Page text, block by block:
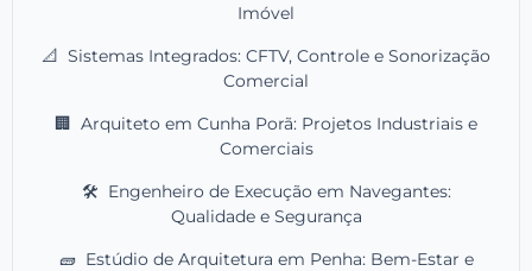
Imóvel
📐 Sistemas Integrados: CFTV, Controle e Sonorização
Comercial
🏢 Arquiteto em Cunha Porã: Projetos Industriais e
Comerciais
🛠️ Engenheiro de Execução em Navegantes:
Qualidade e Segurança
🧱 Estúdio de Arquitetura em Penha: Bem-Estar e